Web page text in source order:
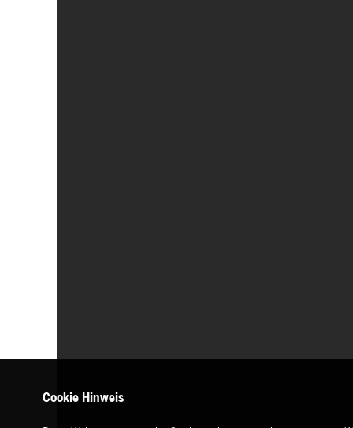
Cookie Hinweis